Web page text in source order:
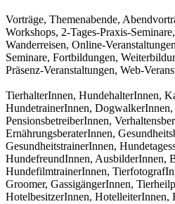
Vorträge, Themenabende,
Workshops, 2-Tages-Praxis-
Wanderreisen, Online-
Seminare, Fortbildungen,
Präsenz-Veranstaltungen, Web-
TierhalterInnen, HundehalterInnen,
HundetrainerInnen,
PensionsbetreiberInnen,
ErnährungsberaterInnen,
GesundheitstrainerInnen,
HundefreundInnen, AusbilderInnen,
HundefilmtrainerInnen,
Groomer, GassigängerInnen,
HotelbesitzerInnen, HotelleiterInnen,